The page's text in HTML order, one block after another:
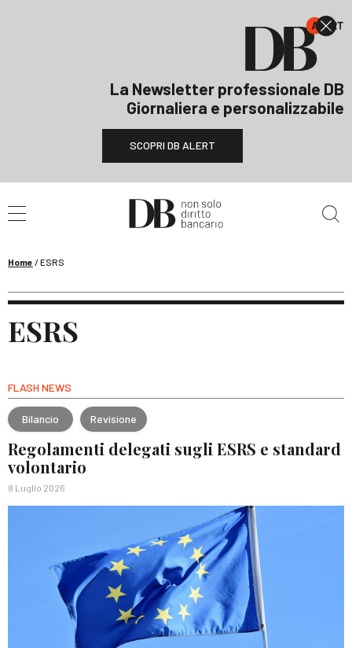
La Newsletter professionale DB
Giornaliera e personalizzabile
SCOPRI DB ALERT
Home /ESRS
ESRS
FLASH NEWS
Bilancio Revisione
Regolamenti delegati sugli ESRS e standard
volontario
8 Luglio 2026